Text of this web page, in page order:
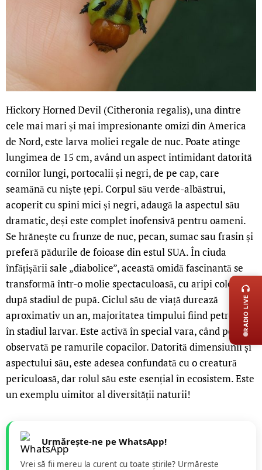
Hickory Horned Devil (Citheronia regalis), una dintre
cele mai mari și mai impresionante omizi din America
de Nord, este larva moliei regale de nuc. Poate atinge
lungimea de 15 cm, având un aspect intimidant datorită
cornilor lungi, portocalii și negri, de pe cap, care
seamănă cu niște țepi. Corpul său verde-albăstrui,
acoperit cu spini mici și negri, adaugă la aspectul său
dramatic, deși este complet inofensivă pentru oameni.
Se hrănește cu frunze de nuc, pecan, sumac sau frasin și
preferă pădurile de foioase din estul SUA. În ciuda
înfățișării sale „diabolice”, această omidă fascinantă se
transformă într-o molie spectaculoasă, cu aripi colorate,
după stadiul de pupă. Ciclul său de viață durează
aproximativ un an, majoritatea timpului fiind petrecut
în stadiul larvar. Este activă în special vara, când poate fi
observată pe ramurile copacilor. Datorită dimensiunii și
aspectului său, este adesea confundată cu o creatură
periculoasă, dar rolul său este esențial în ecosistem. Este
un exemplu uimitor al diversității naturii!
Urmărește-ne pe WhatsApp!
Vrei să fii mereu la curent cu toate știrile? Urmăreste
LIVE
RADIO LIVE